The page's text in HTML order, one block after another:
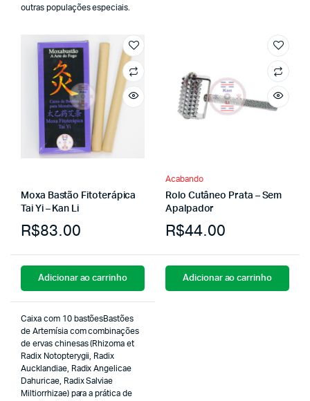
outras populações especiais.
Moxa Bastão Fitoterápica
Tai Yi – Kan Li
R$83.00
Adicionar ao carrinho
Caixa com 10 bastõesBastões
de Artemísia com combinações
de ervas chinesas (Rhizoma et
Radix Notopterygii, Radix
Aucklandiae, Radix Angelicae
Dahuricae, Radix Salviae
Miltiorrhizae) para a prática de
Rolo Cutâneo Prata – Sem
Apalpador
R$44.00
Acabando
Adicionar ao carrinho